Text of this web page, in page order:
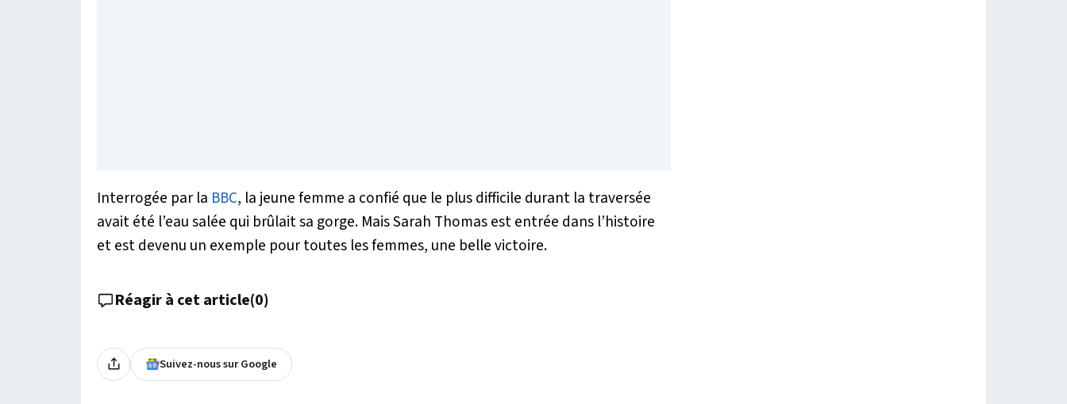
Interrogée par la BBC, la jeune femme a confié que le plus difficile durant la traversée
avait été l’eau salée qui brûlait sa gorge. Mais Sarah Thomas est entrée dans l’histoire
et est devenu un exemple pour toutes les femmes, une belle victoire.
Réagir à cet article(0)
Suivez-nous sur Google